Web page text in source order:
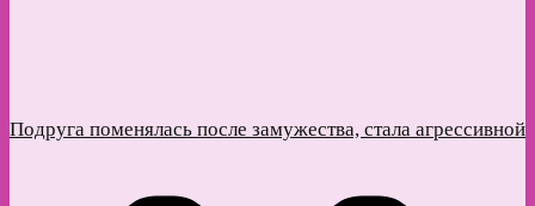
Подруга поменялась после замужества, стала агрессивной